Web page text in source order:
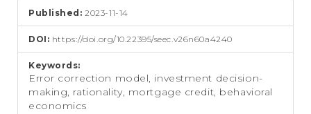
Published:2023-11-14
DOI: https://doi.org/10.22395/seec.v26n60a4240
Keywords:
Error correction model, investment decision-
making, rationality, mortgage credit, behavioral
economics